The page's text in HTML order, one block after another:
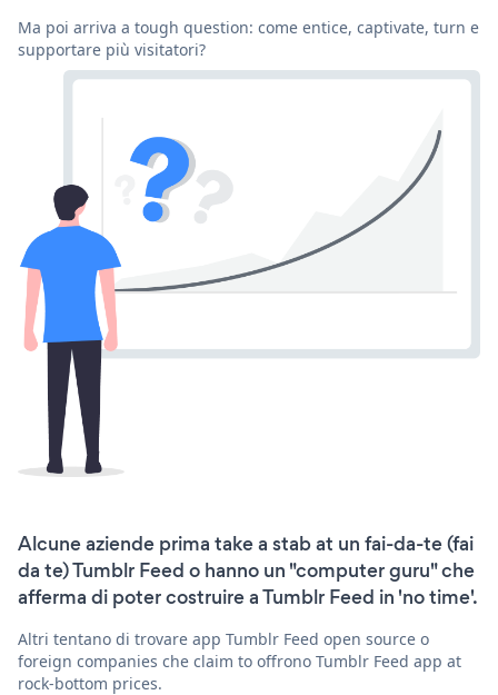
Ma poi arriva a tough question: come entice, captivate, turn e
supportare più visitatori?
Alcune aziende prima take a stab at un fai-da-te (fai
da te) Tumblr Feed o hanno un "computer guru" che
afferma di poter costruire a Tumblr Feed in 'no time'.
Altri tentano di trovare app Tumblr Feed open source o
foreign companies che claim to offrono Tumblr Feed app at
rock-bottom prices.